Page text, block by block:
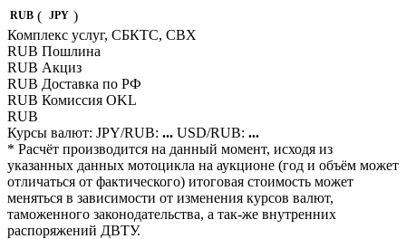
RUB ( JPY )
Комплекс услуг, СБКТС, СВХ
RUB Пошлина
RUB Акциз
RUB Доставка по РФ
RUB Комиcсия OKL
RUB
Курсы валют: JPY/RUB: ... USD/RUB: ...
* Расчёт производится на данный момент, исходя из
указанных данных мотоцикла на аукционе (год и объём может
отличаться от фактического) итоговая стоимость может
меняться в зависимости от изменения курсов валют,
таможенного законодательства, а так-же внутренних
распоряжений ДВТУ.